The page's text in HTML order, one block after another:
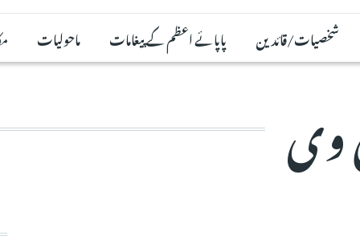
شخصیات/قائدین پاپائے اعظم کے پیغامات ماحولیات
وی